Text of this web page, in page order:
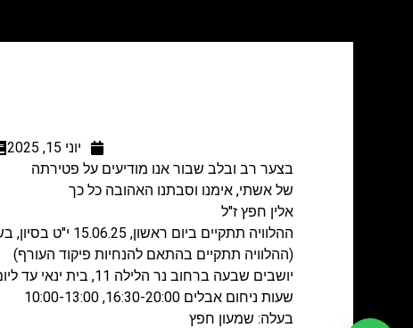
יוני 15, 2025
בצער רב ובלב שבור אנו מודיעים על פטירתה
של אשתי, אימנו וסבתנו האהובה כל כך
אלין חפץ ז"ל
ההלוויה תתקיים ביום ראשון, 15.06.25 י"ט בסיון, בשעה 18:00 בבית העלמין בכפר ויתקין.
(ההלוויה תתקיים בהתאם להנחיות פיקוד העורף)
יושבים שבעה ברחוב נר הלילה 11, בית ינאי עד ליום שישי 20.06.25
שעות ניחום אבלים 16:30-20:00, 10:00-13:00
בעלה: שמעון חפץ